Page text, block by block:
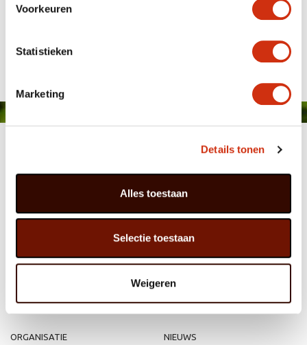
Voorkeuren
Statistieken
Marketing
Details tonen
Alles toestaan
Selectie toestaan
Weigeren
Stokvis Javado
Gepubliceerd op: 29 juni 2021
MEMBER OFWBEGROUP
ORGANISATIE NIEUWS